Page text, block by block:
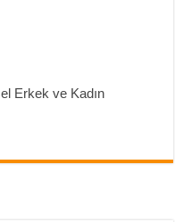
Erkek ve Kadın